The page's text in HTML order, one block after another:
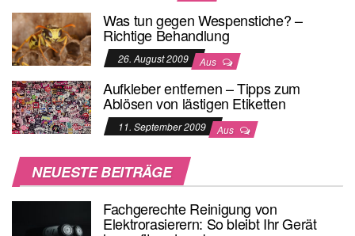
Was tun gegen Wespenstiche? –
Richtige Behandlung
26. August 2009 Aus
Aufkleber entfernen – Tipps zum
Ablösen von lästigen Etiketten
11. September 2009 Aus
NEUESTE BEITRÄGE
Fachgerechte Reinigung von
Elektrorasierern: So bleibt Ihr Gerät